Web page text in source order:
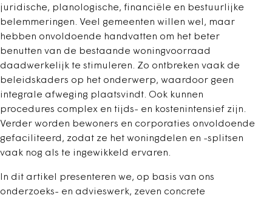
juridische, planologische, financiële en bestuurlijke
belemmeringen. Veel gemeenten willen wel, maar
hebben onvoldoende handvatten om het beter
benutten van de bestaande woningvoorraad
daadwerkelijk te stimuleren. Zo ontbreken vaak de
beleidskaders op het onderwerp, waardoor geen
integrale afweging plaatsvindt. Ook kunnen
procedures complex en tijds- en kostenintensief zijn.
Verder worden bewoners en corporaties onvoldoende
gefaciliteerd, zodat ze het woningdelen en -splitsen
vaak nog als te ingewikkeld ervaren.
In dit artikel presenteren we, op basis van ons
onderzoeks- en advieswerk, zeven concrete